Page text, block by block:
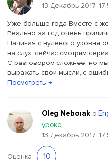
13 Декабрь 2017,
Уже больше года Вместе с
Реально за год очень
Начиная с нулевого уровня
на слух, сейчас смотрим
С разговором сложнее, но
выражать свои мысли, с
Посмотреть →
Oleg Neborak о
уроке
13 Декабрь 2017,
Оценка - 10